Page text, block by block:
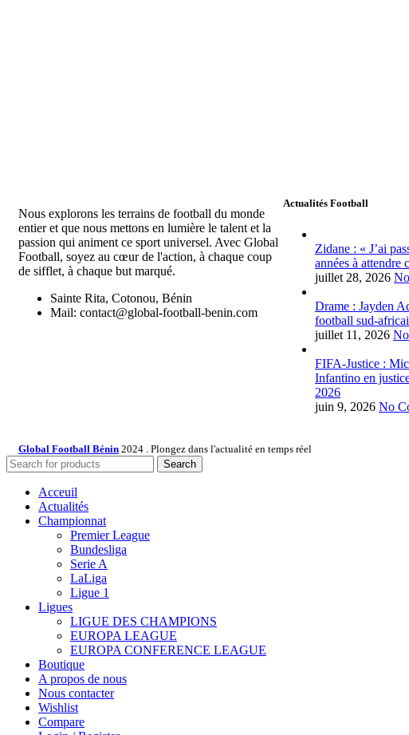
Nous explorons les terrains de football du monde
entier et que nous mettons en lumière le talent et la
passion qui animent ce sport universel. Avec Global
Football, soyez au cœur de l'action, à chaque coup
de sifflet, à chaque but marqué.
Sainte Rita, Cotonou, Bénin
Mail: contact@global-football-benin.com
Actualités Football
Zidane : « J’ai
années à attendre
juillet 28, 2026
Drame : Jayden
football sud-
juillet 11, 2026
FIFA-Justice :
Infantino en
2026
juin 9, 2026 No
Global Football Bénin 2024 . Plongez dans l'actualité en temps réel
Search
Acceuil
Actualités
Championnat
Premier League
Bundesliga
Serie A
LaLiga
Ligue 1
Ligues
LIGUE DES CHAMPIONS
EUROPA LEAGUE
EUROPA CONFERENCE LEAGUE
Boutique
A propos de nous
Nous contacter
Wishlist
Compare